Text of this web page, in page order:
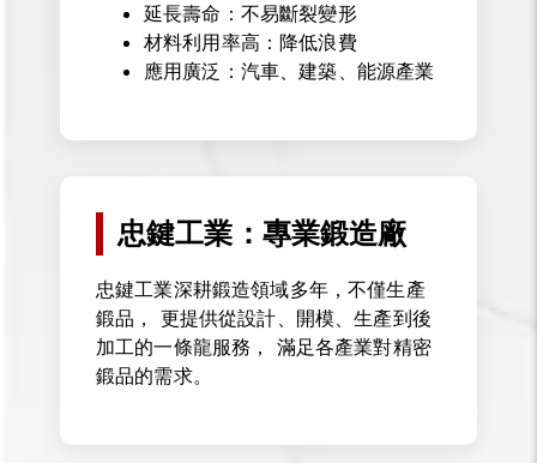
延長壽命：不易斷裂變形
材料利用率高：降低浪費
應用廣泛：汽車、建築、能源產業
忠鍵工業：專業鍛造廠
忠鍵工業深耕鍛造領域多年，不僅生產
鍛品， 更提供從設計、開模、生產到後
加工的一條龍服務， 滿足各產業對精密
鍛品的需求。